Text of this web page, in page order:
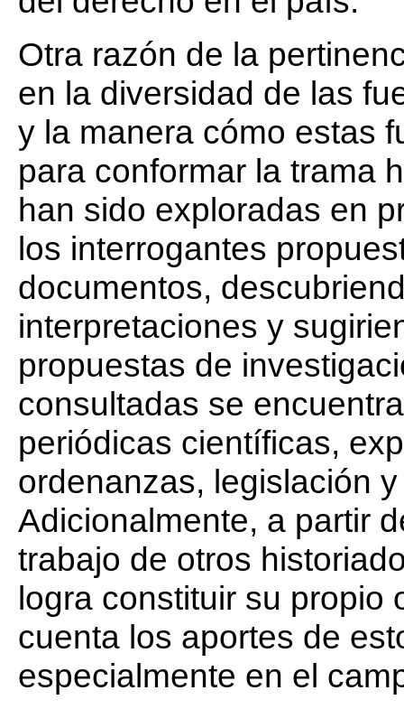
Otra razón de la
en la diversidad de las
y la manera cómo estas
para conformar la trama
han sido exploradas en
los interrogantes
documentos,
interpretaciones y
propuestas de
consultadas se
periódicas científicas,
ordenanzas, legislación
Adicionalmente, a partir
trabajo de otros
logra constituir su propio
cuenta los aportes de
especialmente en el